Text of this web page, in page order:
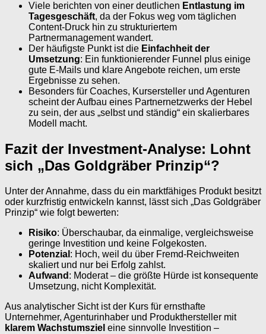
Viele berichten von einer deutlichen Entlastung im
Tagesgeschäft, da der Fokus weg vom täglichen
Content-Druck hin zu strukturiertem
Partnermanagement wandert.
Der häufigste Punkt ist die Einfachheit der
Umsetzung: Ein funktionierender Funnel plus einige
gute E-Mails und klare Angebote reichen, um erste
Ergebnisse zu sehen.
Besonders für Coaches, Kursersteller und Agenturen
scheint der Aufbau eines Partnernetzwerks der Hebel
zu sein, der aus „selbst und ständig“ ein skalierbares
Modell macht.
Fazit der Investment-Analyse: Lohnt
sich „Das Goldgräber Prinzip“?
Unter der Annahme, dass du ein marktfähiges Produkt besitzt
oder kurzfristig entwickeln kannst, lässt sich „Das Goldgräber
Prinzip“ wie folgt bewerten:
Risiko: Überschaubar, da einmalige, vergleichsweise
geringe Investition und keine Folgekosten.
Potenzial : Hoch, weil du über Fremd-Reichweiten
skaliert und nur bei Erfolg zahlst.
Aufwand : Moderat – die größte Hürde ist konsequente
Umsetzung, nicht Komplexität.
Aus analytischer Sicht ist der Kurs für ernsthafte
Unternehmer, Agenturinhaber und Produkthersteller mit
klarem Wachstumsziel eine sinnvolle Investition –